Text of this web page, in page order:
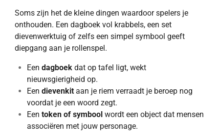
Soms zijn het de kleine dingen waardoor spelers je
onthouden. Een dagboek vol krabbels, een set
dievenwerktuig of zelfs een simpel symbool geeft
diepgang aan je rollenspel.
Een dagboekdat op tafel ligt, wekt
nieuwsgierigheid op.
Een dievenkitaan je riem verraadt je beroep nog
voordat je een woord zegt.
Een token of symboolwordt een object dat mensen
associëren met jouw personage.